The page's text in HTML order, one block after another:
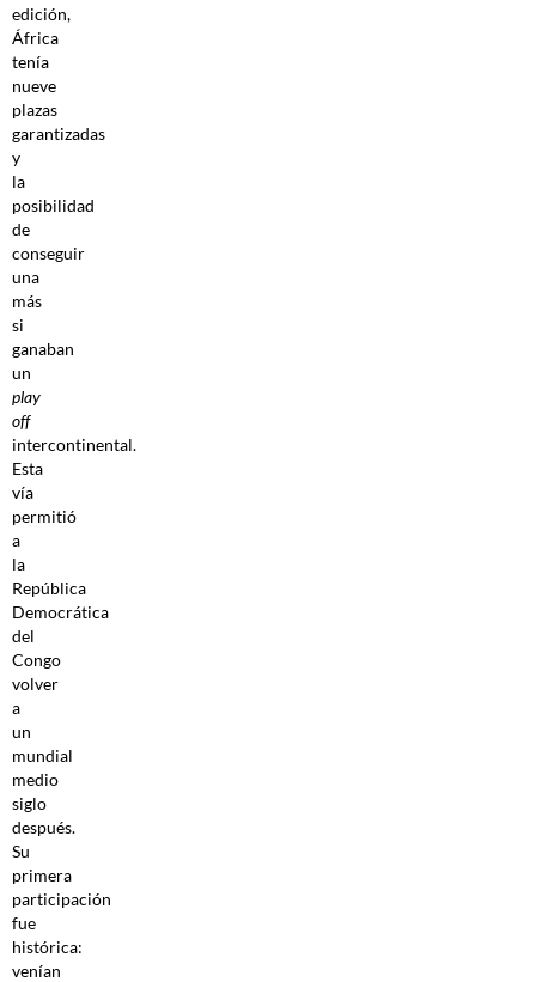
edición,
África
tenía
nueve
plazas
garantizadas
y
la
posibilidad
de
conseguir
una
más
si
ganaban
un
play
off
intercontinental.
Esta
vía
permitió
a
la
República
Democrática
del
Congo
volver
a
un
mundial
medio
siglo
después.
Su
primera
participación
fue
histórica:
venían